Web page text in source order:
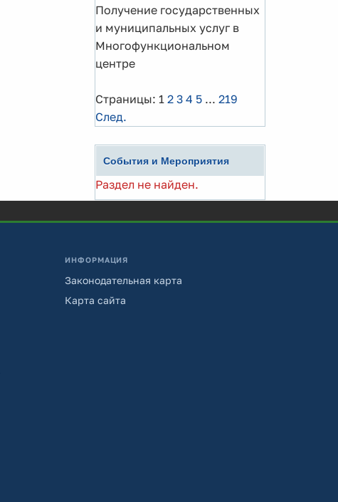
Получение государственных
и муниципальных услуг в
Многофункциональном
центре
Страницы: 1 2 3 4 5 ... 219
След.
События и Мероприятия
Раздел не найден.
ИНФОРМАЦИЯ
Законодательная карта
Карта сайта